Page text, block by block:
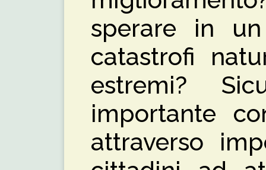
sperare in
catastrofi
estremi?
importante
attraverso